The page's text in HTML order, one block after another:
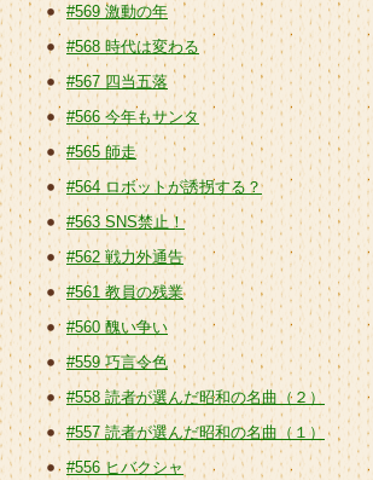
#569 激動の年
#568 時代は変わる
#567 四当五落
#566 今年もサンタ
#565 師走
#564 ロボットが誘拐する？
#563 SNS禁止！
#562 戦力外通告
#561 教員の残業
#560 醜い争い
#559 巧言令色
#558 読者が選んだ昭和の名曲（２）
#557 読者が選んだ昭和の名曲（１）
#556 ヒバクシャ